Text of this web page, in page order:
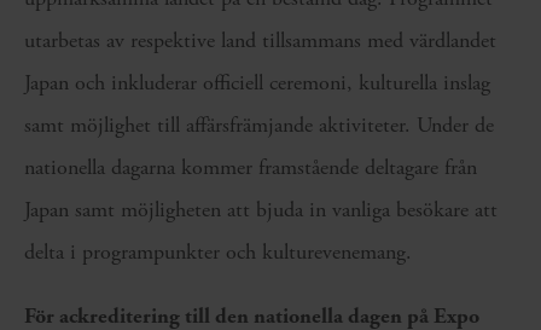
utarbetas av respektive land tillsammans med värdlandet
Japan och inkluderar officiell ceremoni, kulturella inslag
samt möjlighet till affärsfrämjande aktiviteter. Under de
nationella dagarna kommer framstående deltagare från
Japan samt möjligheten att bjuda in vanliga besökare att
delta i programpunkter och kulturevenemang.
För ackreditering till den nationella dagen på Expo